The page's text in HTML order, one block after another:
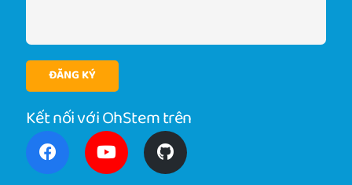
ĐĂNG KÝ
Kết nối với OhStem trên